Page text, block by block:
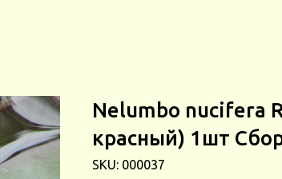
Nelumbo nucifera
красный) 1шт
SKU: 000037